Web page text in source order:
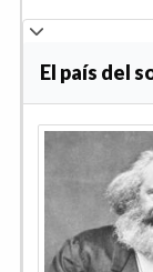
El país del